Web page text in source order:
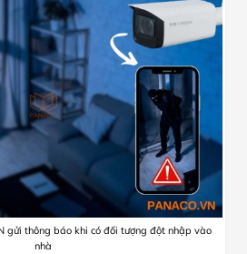
gửi thông báo khi có đối tượng đột nhập vào
nhà